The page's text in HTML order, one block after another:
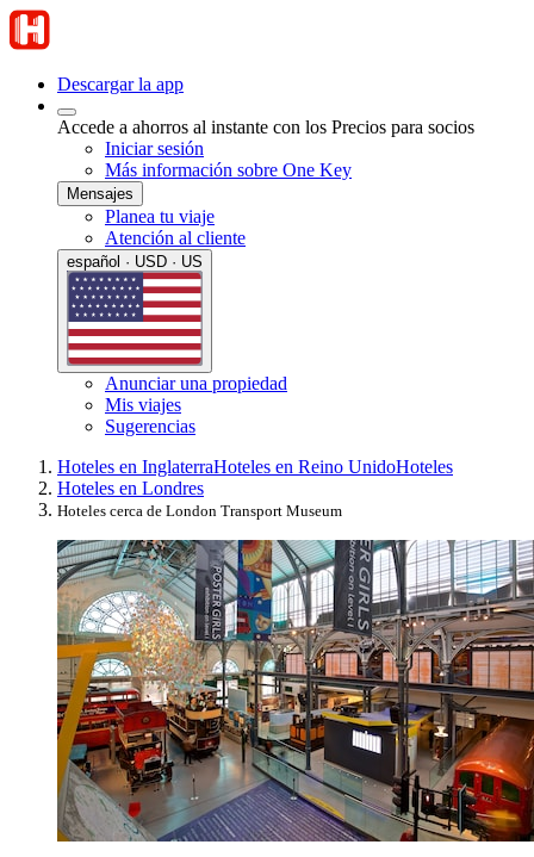
Descargar la app
Accede a ahorros al instante con los Precios para socios
Iniciar sesión
Más información sobre One Key
Mensajes
Planea tu viaje
Atención al cliente
español · USD · US
Anunciar una propiedad
Mis viajes
Sugerencias
Hoteles en InglaterraHoteles en Reino UnidoHoteles
Hoteles en Londres
Hoteles cerca de London Transport Museum